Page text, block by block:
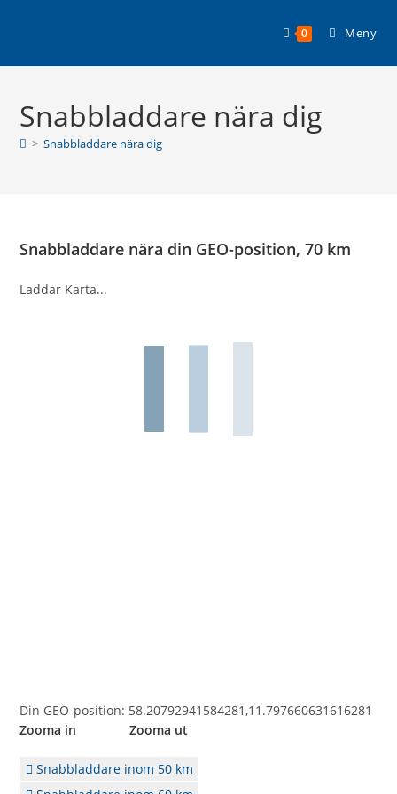
0 Meny
Snabbladdare nära dig
> Snabbladdare nära dig
Snabbladdare nära din GEO-position, 70 km
Laddar Karta...
Din GEO-position: 58.20792941584281,11.797660631616281
Zooma in Zooma ut
Snabbladdare inom 50 km